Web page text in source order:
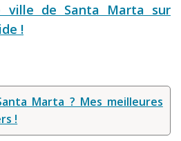
ville de Santa Marta sur
!
Marta ? Mes meilleures
!